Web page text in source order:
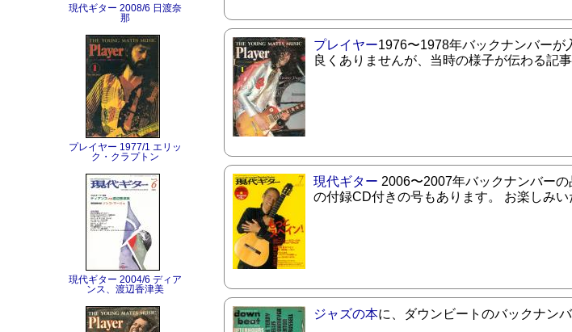
現代ギター 2008/6 日渡奈
那
プレイヤー 1977/1 エリッ
ク・クラプトン
現代ギター 2004/6 ディア
ンス、渡辺香津美
プレイヤー1976〜1978年バックナンバーが
良くありませんが、当時の様子が伝わる記事
現代ギター 2006〜2007年バックナンバー
の付録CD付きの号もあります。 お楽しみ
ジャズの本に、ダウンビートのバックナン